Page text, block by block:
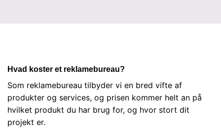
Hvad koster et reklamebureau?
Som reklamebureau tilbyder vi en bred vifte af
produkter og services, og prisen kommer helt an på
hvilket produkt du har brug for, og hvor stort dit
projekt er.